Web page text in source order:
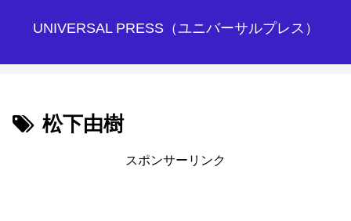
UNIVERSAL PRESS（ユニバーサルプレス）
松下由樹
スポンサーリンク